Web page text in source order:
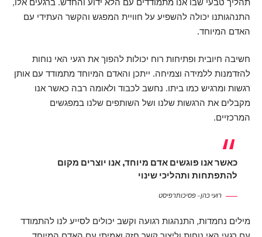
התנהגותנו יכולה להשפיע על חוויית המפגש והקשר העתידי עם
האדם המיוחד.
חשיבה חיובית ופתיחות רוח יכולות להפוך את רגעי האי נוחות
להזדמנות ללמידה וצמיחה. ייתכן והאדם המיוחד מתמודד עם אותן
רגשות ומרגיש כמו ביתו. נחשב לכבוד ולאומה רבה כאשר אנו
מקבלים את הרגשות שלנו ושל השותפים שלנו במפגשים
המרכזיים.
כאשר אנו פוגשים אדם מיוחד, אנו יוצרים מקום
להתפתחות ותהליכי שינוי
רועי כהן – פסיכותרפיסט
מילים נחמדות, התנהגות רגועה וקשב יכולים לסייע לנו להתמודד